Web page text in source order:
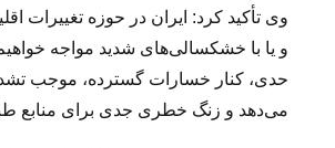
وی تأکید کرد: ایران در حوزه
و یا با خشکسالی‌های شدید مواجه
حدی، کنار خسارات گسترده، موجب
می‌دهد و زنگ خطری جدی برای منابع